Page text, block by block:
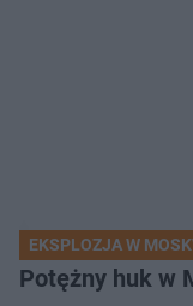
EKSPLOZJA W
Potężny huk w